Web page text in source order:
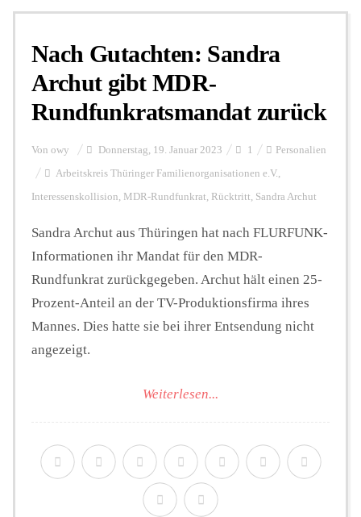
Hintergrund
FUNKTURM-Beiträge
Podcast
Seminare
Unterstützen
Nach Gutachten: Sandra
Archut gibt MDR-
Rundfunkratsmandat zurück
Von owy Donnerstag, 19. Januar 2023 1 Personalien
Arbeitskreis Thüringer Familienorganisationen e.V.,
Interessenskollision, MDR-Rundfunkrat, Rücktritt, Sandra Archut
Sandra Archut aus Thüringen hat nach FLURFUNK-
Informationen ihr Mandat für den MDR-
Rundfunkrat zurückgegeben. Archut hält einen 25-
Prozent-Anteil an der TV-Produktionsfirma ihres
Mannes. Dies hatte sie bei ihrer Entsendung nicht
angezeigt.
Weiterlesen...